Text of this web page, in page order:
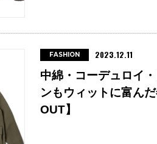
中綿・コーデュロイ
ンもウィットに富ん
OUT】
FASHION 2023.12.11